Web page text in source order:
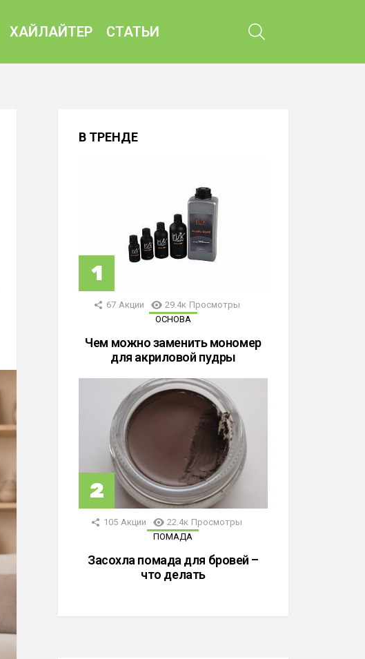
ХАЙЛАЙТЕР СТАТЬИ
В ТРЕНДЕ
67 Акции 29.4к Просмотры
ОСНОВА
Чем можно заменить мономер
для акриловой пудры
105 Акции 22.4к Просмотры
ПОМАДА
Засохла помада для бровей –
что делать